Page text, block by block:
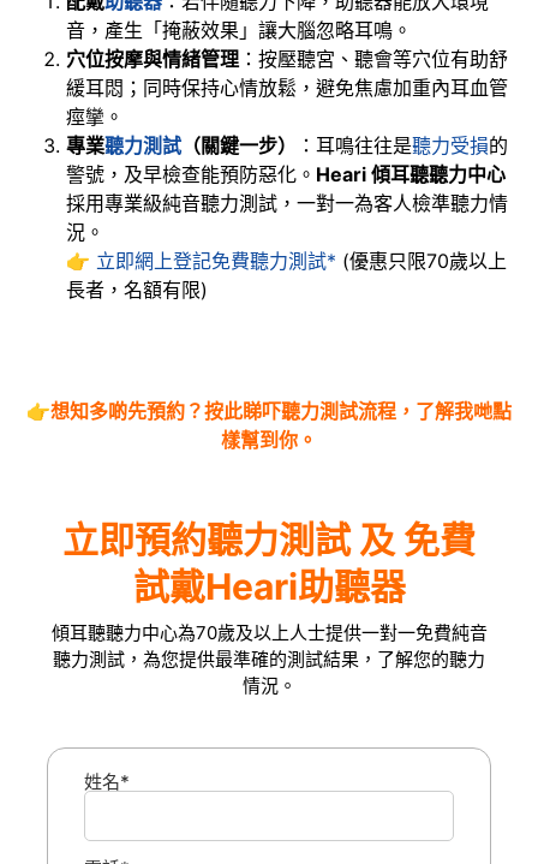
音，產生「掩蔽效果」讓大腦忽略耳鳴。
穴位按摩與情緒管理 ：按壓聽宮、聽會等穴位有助舒
緩耳悶；同時保持心情放鬆，避免焦慮加重內耳血管
痙攣。
專業聽力測試 （關鍵一步） ：耳鳴往往是聽力受損的
警號，及早檢查能預防惡化。 Heari 傾耳聽聽力中心
採用專業級純音聽力測試，一對一為客人檢準聽力情
況。
👉 立即網上登記免費聽力測試* (優惠只限70歲以上
長者，名額有限)
👉想知多啲先預約？按此睇吓聽力測試流程 ，了解我哋點
樣幫到你。
立即預約聽力測試 及 免費
試戴Heari助聽器
傾耳聽聽力中心為70歲及以上人士提供一對一免費純音
聽力測試，為您提供最準確的測試結果，了解您的聽力
情況。
姓名*